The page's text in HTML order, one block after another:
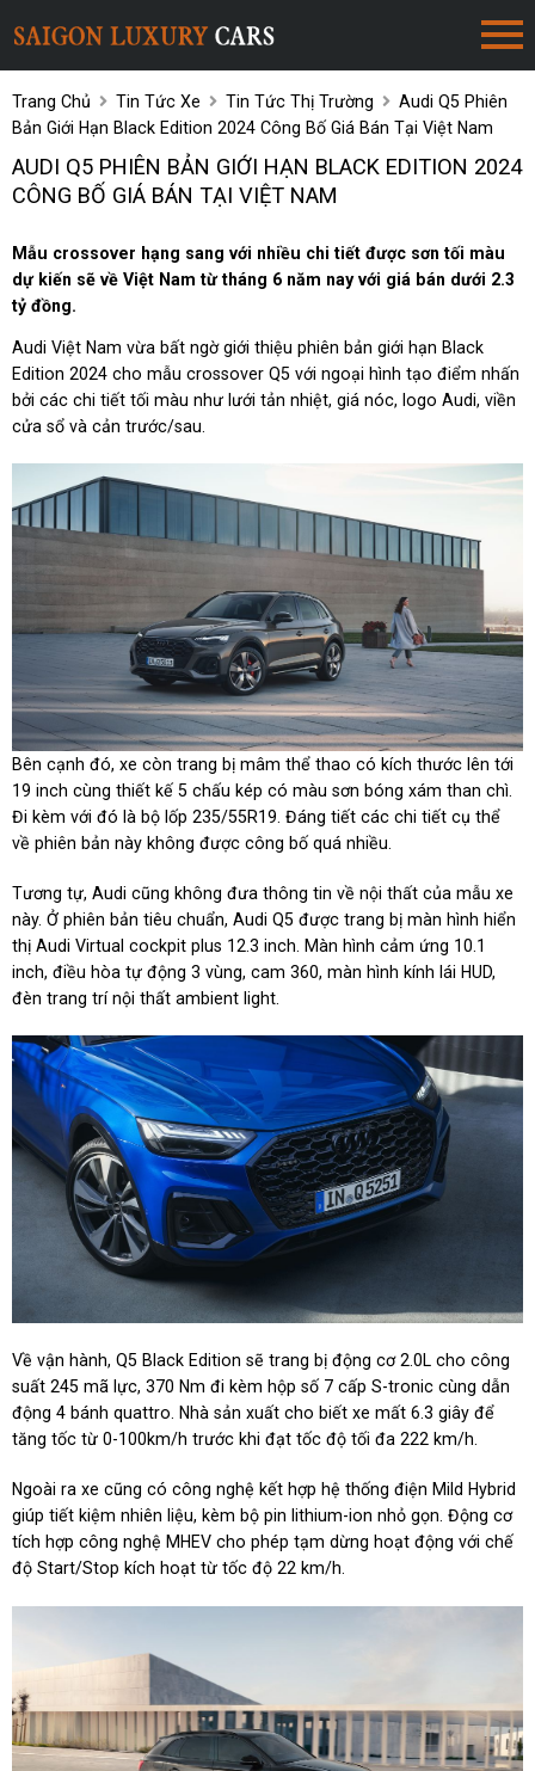
Trang Chủ Tin Tức Xe Tin Tức Thị Trường
Audi Q5 Phiên
Bản Giới Hạn Black Edition 2024 Công Bố Giá Bán Tại Việt Nam
AUDI Q5 PHIÊN BẢN GIỚI HẠN BLACK EDITION 2024
CÔNG BỐ GIÁ BÁN TẠI VIỆT NAM
Mẫu crossover hạng sang với nhiều chi tiết được sơn tối màu
dự kiến sẽ về Việt Nam từ tháng 6 năm nay với giá bán dưới 2.3
tỷ đồng.
Audi Việt Nam vừa bất ngờ giới thiệu phiên bản giới hạn Black
Edition 2024 cho mẫu crossover Q5 với ngoại hình tạo điểm nhấn
bởi các chi tiết tối màu như lưới tản nhiệt, giá nóc, logo Audi, viền
cửa sổ và cản trước/sau.
Bên cạnh đó, xe còn trang bị mâm thể thao có kích thước lên tới
19 inch cùng thiết kế 5 chấu kép có màu sơn bóng xám than chì.
Đi kèm với đó là bộ lốp 235/55R19. Đáng tiết các chi tiết cụ thể
về phiên bản này không được công bố quá nhiều.
Tương tự, Audi cũng không đưa thông tin về nội thất của mẫu xe
này. Ở phiên bản tiêu chuẩn, Audi Q5 được trang bị màn hình hiển
thị Audi Virtual cockpit plus 12.3 inch. Màn hình cảm ứng 10.1
inch, điều hòa tự động 3 vùng, cam 360, màn hình kính lái HUD,
đèn trang trí nội thất ambient light.
Về vận hành, Q5 Black Edition sẽ trang bị động cơ 2.0L cho công
suất 245 mã lực, 370 Nm đi kèm hộp số 7 cấp S-tronic cùng dẫn
động 4 bánh quattro. Nhà sản xuất cho biết xe mất 6.3 giây để
tăng tốc từ 0-100km/h trước khi đạt tốc độ tối đa 222 km/h.
Ngoài ra xe cũng có công nghệ kết hợp hệ thống điện Mild Hybrid
giúp tiết kiệm nhiên liệu, kèm bộ pin lithium-ion nhỏ gọn. Động cơ
tích hợp công nghệ MHEV cho phép tạm dừng hoạt động với chế
độ Start/Stop kích hoạt từ tốc độ 22 km/h.